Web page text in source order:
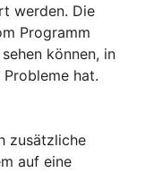
werden. Die
Programm
können, in
hat.
zusätzliche
auf eine